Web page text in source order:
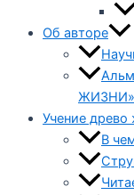
Об авторе
ЖИЗНИ»
Учение древо
В